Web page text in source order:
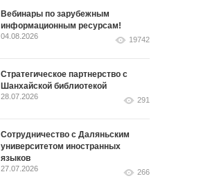
Вебинары по зарубежным
информационным ресурсам!
04.08.2026 19742
Стратегическое партнерство с
Шанхайской библиотекой
28.07.2026 291
Сотрудничество с Даляньским
университетом иностранных
языков
27.07.2026 266